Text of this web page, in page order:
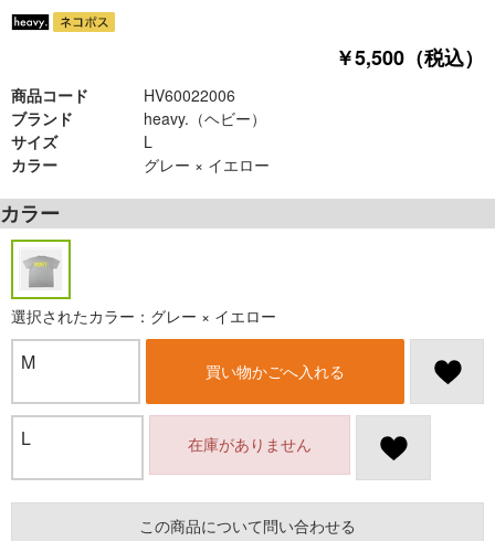
￥5,500（税込）
商品コード HV60022006
ブランド
heavy.（ヘビー）
サイズ
L
カラー
グレー × イエロー
カラー
選択されたカラー：グレー × イエロー
M 買い物かごへ入れる
L 在庫がありません
この商品について問い合わせる